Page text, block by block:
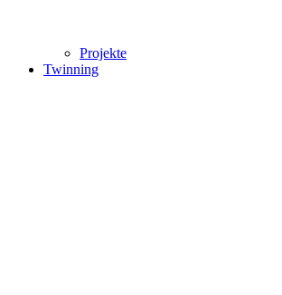
Projekte
Twinning